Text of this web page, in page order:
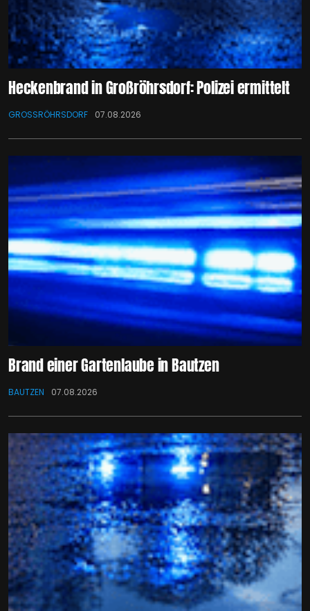
Heckenbrand in Großröhrsdorf: Polizei ermittelt
GROSSRÖHRSDORF 07.08.2026
Brand einer Gartenlaube in Bautzen
BAUTZEN 07.08.2026